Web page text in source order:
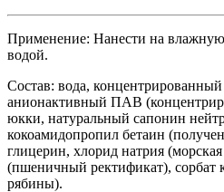
Применение: Нанести на
водой.
Состав: вода,
анионактивный ПАВ
юкки, натуральный сапонин
кокоамидопропил бетаин
глицерин, хлорид натрия
(пшеничный ректификат), сорбат
рябины).